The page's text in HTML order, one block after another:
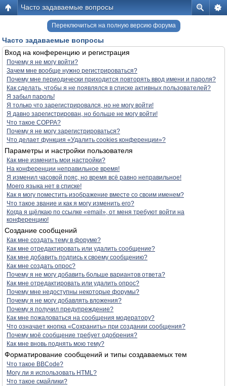
Часто задаваемые вопросы
Переключиться на полную версию форума
Часто задаваемые вопросы
Вход на конференцию и регистрация
Почему я не могу войти?
Зачем мне вообще нужно регистрироваться?
Почему мне периодически приходится повторять ввод имени и пароля?
Как сделать, чтобы я не появлялся в списке активных пользователей?
Я забыл пароль!
Я только что зарегистрировался, но не могу войти!
Я давно зарегистрирован, но больше не могу войти!
Что такое COPPA?
Почему я не могу зарегистрироваться?
Что делает функция «Удалить cookies конференции»?
Параметры и настройки пользователя
Как мне изменить мои настройки?
На конференции неправильное время!
Я изменил часовой пояс, но время всё равно неправильное!
Моего языка нет в списке!
Как я могу поместить изображение вместе со своим именем?
Что такое звание и как я могу изменить его?
Когда я щёлкаю по ссылке «email», от меня требуют войти на
конференцию!
Создание сообщений
Как мне создать тему в форуме?
Как мне отредактировать или удалить сообщение?
Как мне добавить подпись к своему сообщению?
Как мне создать опрос?
Почему я не могу добавить больше вариантов ответа?
Как мне отредактировать или удалить опрос?
Почему мне недоступны некоторые форумы?
Почему я не могу добавлять вложения?
Почему я получил предупреждение?
Как мне пожаловаться на сообщения модератору?
Что означает кнопка «Сохранить» при создании сообщения?
Почему моё сообщение требует одобрения?
Как мне вновь поднять мою тему?
Форматирование сообщений и типы создаваемых тем
Что такое BBCode?
Могу ли я использовать HTML?
Что такое смайлики?